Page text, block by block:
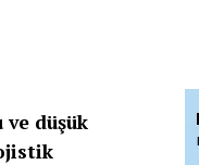
düşük